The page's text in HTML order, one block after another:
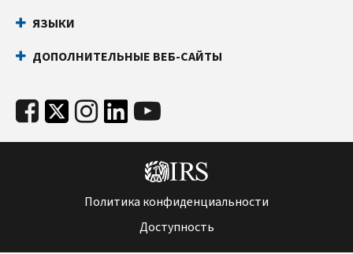
ЯЗЫКИ
ДОПОЛНИТЕЛЬНЫЕ ВЕБ-САЙТЫ
Политика конфиденциальности
Доступность